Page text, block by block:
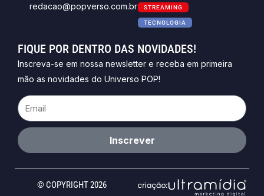
redacao@popverso.com.br
STREAMING
TECNOLOGIA
FIQUE POR DENTRO DAS NOVIDADES!
Inscreva-se em nossa newsletter e receba em primeira
mão as novidades do Universo POP!
Email
Inscrever
© COPYRIGHT 2026